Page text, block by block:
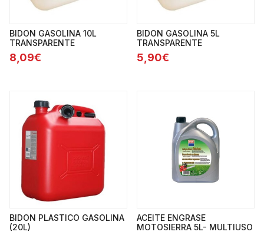
BIDON GASOLINA 10L
TRANSPARENTE
8,09€
BIDON GASOLINA 5L
TRANSPARENTE
5,90€
BIDON PLASTICO GASOLINA
(20L)
ACEITE ENGRASE
MOTOSIERRA 5L- MULTIUSO